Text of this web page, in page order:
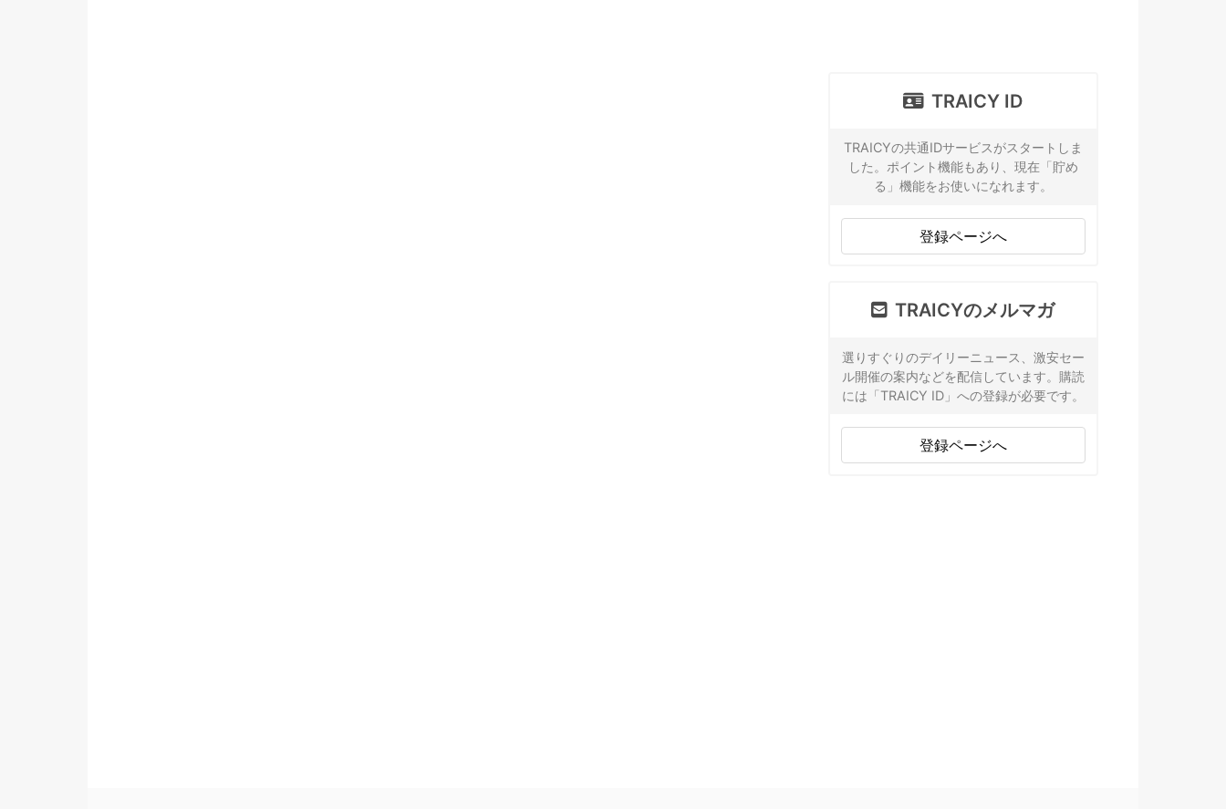
TRAICY ID
TRAICYの共通IDサービスがスタートしま
した。ポイント機能もあり、現在「貯め
る」機能をお使いになれます。
登録ページへ
TRAICYのメルマガ
選りすぐりのデイリーニュース、激安セー
ル開催の案内などを配信しています。購読
には「TRAICY ID」への登録が必要です。
登録ページへ